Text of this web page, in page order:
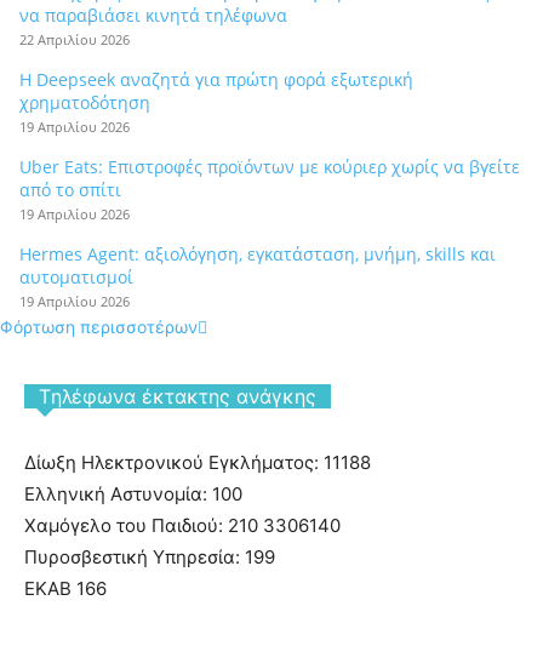
να παραβιάσει κινητά τηλέφωνα
22 Απριλίου 2026
Η Deepseek αναζητά για πρώτη φορά εξωτερική
χρηματοδότηση
19 Απριλίου 2026
Uber Eats: Επιστροφές προϊόντων με κούριερ χωρίς να βγείτε
από το σπίτι
19 Απριλίου 2026
Hermes Agent: αξιολόγηση, εγκατάσταση, μνήμη, skills και
αυτοματισμοί
19 Απριλίου 2026
Φόρτωση περισσοτέρων
Tηλέφωνα έκτακτης ανάγκης
Δίωξη Ηλεκτρονικού Εγκλήματος: 11188
Ελληνική Αστυνομία: 100
Χαμόγελο του Παιδιού: 210 3306140
Πυροσβεστική Υπηρεσία: 199
ΕΚΑΒ 166